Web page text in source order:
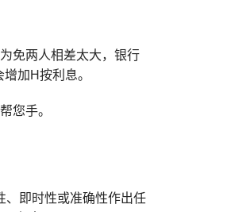
免两人相差太大，银行
加H按利息。
您手。
、即时性或准确性作出任